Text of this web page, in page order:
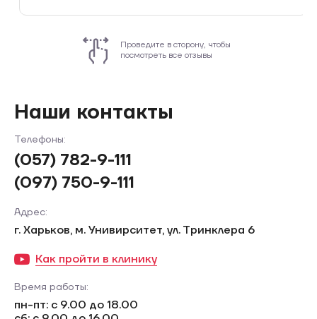
Проведите в сторону, чтобы
посмотреть все отзывы
Наши контакты
Телефоны:
(057) 782-9-111
(097) 750-9-111
Адрес:
г. Харьков, м. Унивирситет, ул. Тринклера 6
Как пройти в клинику
Время работы:
пн-пт: с 9.00 до 18.00